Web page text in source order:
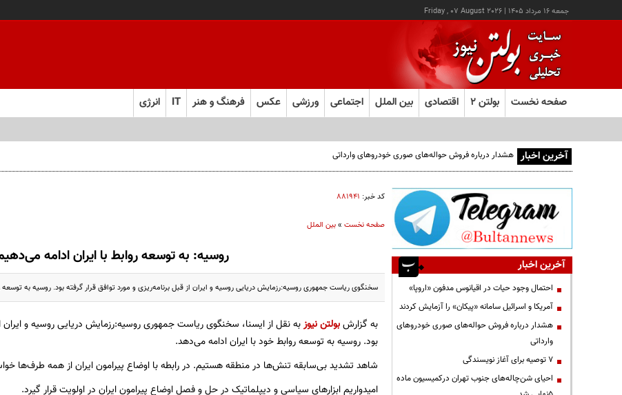
جمعه ۱۶ مرداد ۱۴۰۵ |
Friday , 07 August 2026
صفحه نخست بولتن ۲ اقتصادی بین الملل اجتماعی ورزشی عکس فرهنگ و هنر IT انرژی
آخرین اخبار هشدار درباره فروش حواله‌های صوری خودروهای وارداتی
کد خبر: ۸۸۱۹۴۱
صفحه نخست»بین الملل
روسیه: به توسعه روابط با ایران ادامه
سخنگوی ریاست جمهوری روسیه:رزمایش‌ دریایی روسیه و ایران از قبل برنامه‌ریزی و مورد توافق قرار گرفته بود. روسیه به توسعه
به گزارشبولتن نیوزبه نقل از ایسنا، سخنگوی ریاست جمهوری روسیه:رزمایش‌ دریایی روسیه و ایران
بود. روسیه به توسعه روابط خود با ایران ادامه می‌دهد.
شاهد تشدید بی‌سابقه تنش‌ها در منطقه هستیم. در رابطه با اوضاع پیرامون ایران از همه طرف‌ها
امیدواریم ابزارهای سیاسی و دیپلماتیک در حل و فصل اوضاع پیرامون ایران در اولویت قرار گیرد.
آخرین اخبار
احتمال وجود حیات در اقیانوس مدفون «اروپا»
آمریکا و اسرائیل سامانه «پیکان» را آزمایش کردند
هشدار درباره فروش حواله‌های صوری خودروهای
وارداتی
۷ توصیه برای آغاز نویسندگی
احیای شن‌چاله‌های جنوب تهران درکمیسیون ماده